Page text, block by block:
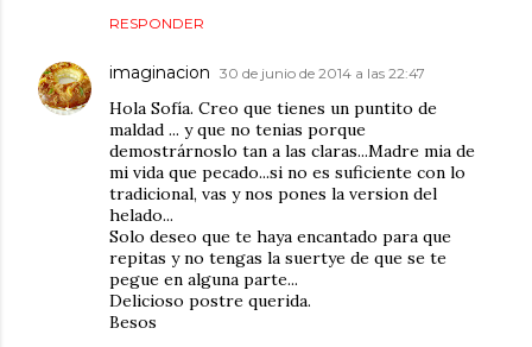
RESPONDER
imaginacion 30 de junio de 2014 a las 22:47
Hola Sofía. Creo que tienes un puntito de
maldad ... y que no tenias porque
demostrárnoslo tan a las claras...Madre mia de
mi vida que pecado...si no es suficiente con lo
tradicional, vas y nos pones la version del
helado...
Solo deseo que te haya encantado para que
repitas y no tengas la suertye de que se te
pegue en alguna parte...
Delicioso postre querida.
Besos